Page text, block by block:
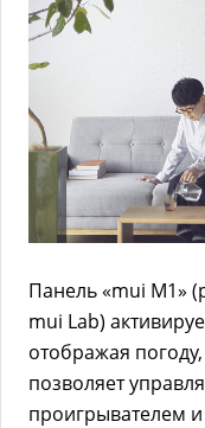
Панель «mui M1»
mui Lab)
отображая
позволяет
проигрывателем